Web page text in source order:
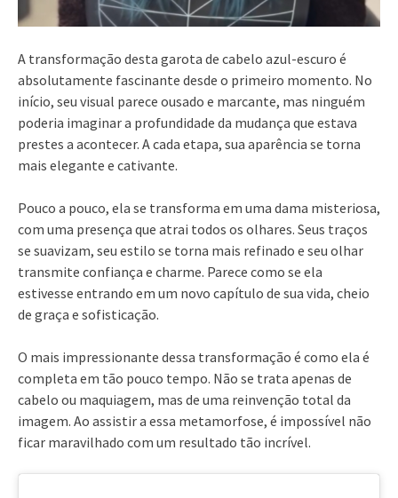
A transformação desta garota de cabelo azul-escuro é
absolutamente fascinante desde o primeiro momento. No
início, seu visual parece ousado e marcante, mas ninguém
poderia imaginar a profundidade da mudança que estava
prestes a acontecer. A cada etapa, sua aparência se torna
mais elegante e cativante.
Pouco a pouco, ela se transforma em uma dama misteriosa,
com uma presença que atrai todos os olhares. Seus traços
se suavizam, seu estilo se torna mais refinado e seu olhar
transmite confiança e charme. Parece como se ela
estivesse entrando em um novo capítulo de sua vida, cheio
de graça e sofisticação.
O mais impressionante dessa transformação é como ela é
completa em tão pouco tempo. Não se trata apenas de
cabelo ou maquiagem, mas de uma reinvenção total da
imagem. Ao assistir a essa metamorfose, é impossível não
ficar maravilhado com um resultado tão incrível.